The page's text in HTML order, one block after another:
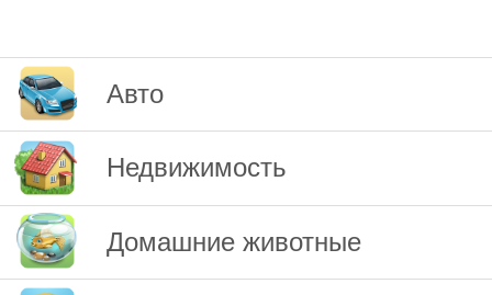
Авто
Недвижимость
Домашние животные